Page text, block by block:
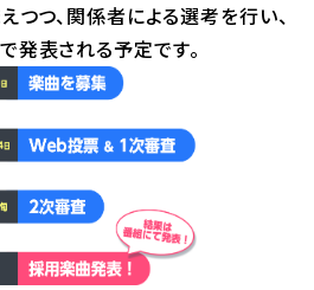
つ、関係者による選考を行い、
発表される予定です。